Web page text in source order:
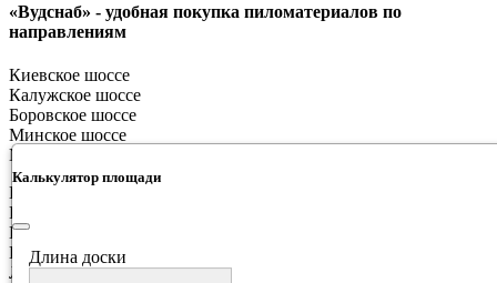
«Вудснаб» - удобная покупка пиломатериалов по
направлениям
Киевское шоссе
Калужское шоссе
Боровское шоссе
Минское шоссе
Можайское шоссе
Ильинское шоссе
Рублевское шоссе
Новорижское шоссе
Волоколамское шоссе
Ленинградское шоссе
Калькулятор площади
Длина доски